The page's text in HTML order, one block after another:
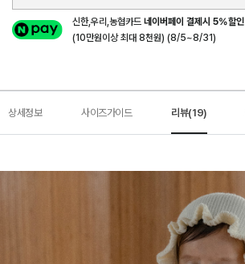
신한,우리,농협카드네이버페이 결제시 5%할인
(10만원이상 최대 8천원) (8/5~8/31)
상세정보 사이즈가이드 리뷰(19)